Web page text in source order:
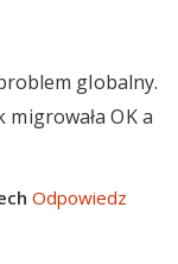
globalny.
OK a
Odpowiedz